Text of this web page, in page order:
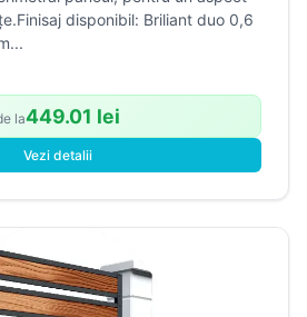
disponibil: Briliant duo 0,6
la449.01 lei
Vezi detalii